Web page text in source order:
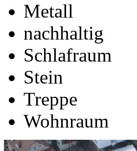
Metall
nachhaltig
Schlafraum
Stein
Treppe
Wohnraum